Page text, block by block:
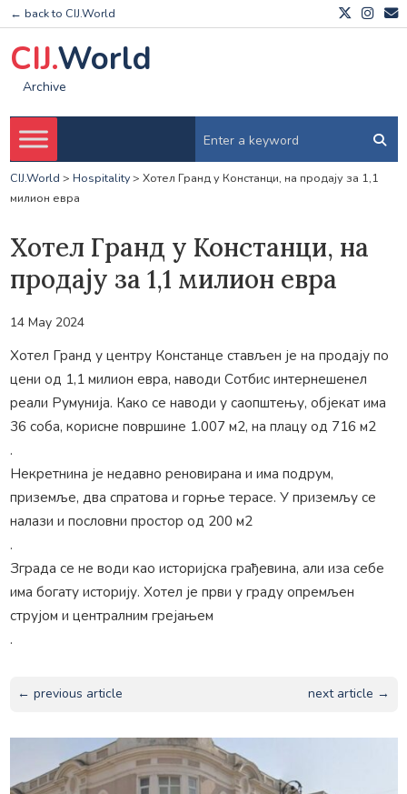
← back to CIJ.World
CIJ.World
Archive
CIJ.World > Hospitality> Хотел Гранд у Констанци, на продају за 1,1
милион евра
Хотел Гранд у Констанци, на
продају за 1,1 милион евра
14 May 2024
Хотел Гранд у центру Констанце стављен је на продају по
цени од 1,1 милион евра, наводи Сотбис интернешенел
реали Румунија. Како се наводи у саопштењу, објекат има
36 соба, корисне површине 1.007 м2, на плацу од 716 м2
.
Некретнина је недавно реновирана и има подрум,
приземље, два спратова и горње терасе. У приземљу се
налази и пословни простор од 200 м2
.
Зграда се не води као историјска грађевина, али иза себе
има богату историју. Хотел је први у граду опремљен
струјом и централним грејањем
.
← previous article next article →